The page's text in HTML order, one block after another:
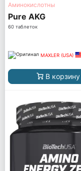
Аминокислотны
Pure AKG
60 таблеток
MAXLER (USA)
В корзину